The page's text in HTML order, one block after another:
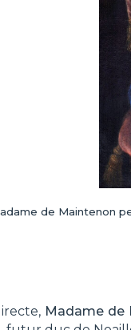
de Maintenon
Madame de